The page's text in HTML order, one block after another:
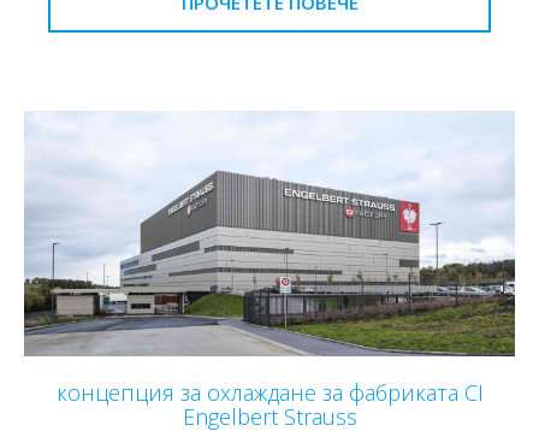
концепция за охлаждане за фабриката CI
Engelbert Strauss